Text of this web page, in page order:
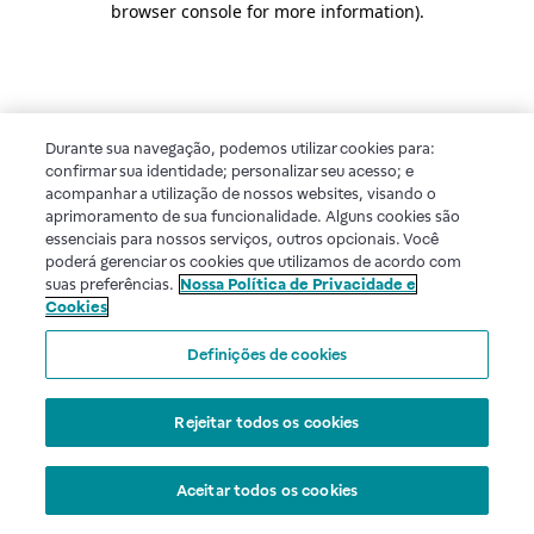
browser console for more information).
Durante sua navegação, podemos utilizar cookies para:
confirmar sua identidade; personalizar seu acesso; e
acompanhar a utilização de nossos websites, visando o
aprimoramento de sua funcionalidade. Alguns cookies são
essenciais para nossos serviços, outros opcionais. Você
poderá gerenciar os cookies que utilizamos de acordo com
suas preferências. Nossa Política de Privacidade e
Cookies
Definições de cookies
Rejeitar todos os cookies
Aceitar todos os cookies